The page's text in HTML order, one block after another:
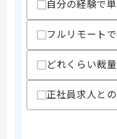
その他募集要項
自分の経験で
フルリモート
どれくらい裁
正社員求人と